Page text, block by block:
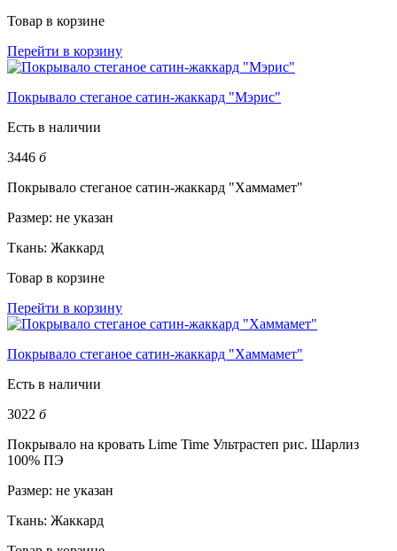
Товар в корзине
Перейти в корзину
Покрывало стеганое сатин-жаккард "Мэрис"
Есть в наличии
3446 б
Покрывало стеганое сатин-жаккард "Хаммамет"
Размер: не указан
Ткань: Жаккард
Товар в корзине
Перейти в корзину
Покрывало стеганое сатин-жаккард "Хаммамет"
Есть в наличии
3022 б
Покрывало на кровать Lime Time Ультрастеп рис. Шарлиз
100% ПЭ
Размер: не указан
Ткань: Жаккард